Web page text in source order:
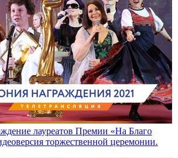
лауреатов Премии «На Благо
торжественной церемонии.